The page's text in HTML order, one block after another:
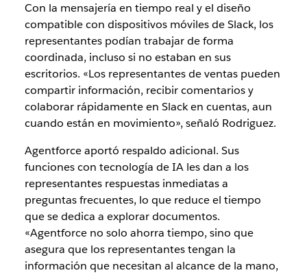
Con la mensajería en tiempo real y el diseño
compatible con dispositivos móviles de Slack, los
representantes podían trabajar de forma
coordinada, incluso si no estaban en sus
escritorios. «Los representantes de ventas pueden
compartir información, recibir comentarios y
colaborar rápidamente en Slack en cuentas, aun
cuando están en movimiento», señaló Rodriguez.
Agentforce aportó respaldo adicional. Sus
funciones con tecnología de IA les dan a los
representantes respuestas inmediatas a
preguntas frecuentes, lo que reduce el tiempo
que se dedica a explorar documentos.
«Agentforce no solo ahorra tiempo, sino que
asegura que los representantes tengan la
información que necesitan al alcance de la mano,